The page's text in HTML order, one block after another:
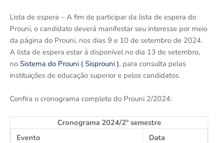
Lista de espera – A fim de participar da lista de espera do
Prouni, o candidato deverá manifestar seu interesse por meio
da página do Prouni, nos dias 9 e 10 de setembro de 2024.
A lista de espera estar á disponível no dia 13 de setembro,
no Sistema do Prouni ( Sisprouni ), para consulta pelas
instituições de educação superior e pelos candidatos.
Confira o cronograma completo do Prouni 2/2024:
Cronograma 2024/2º semestre
Evento
Data